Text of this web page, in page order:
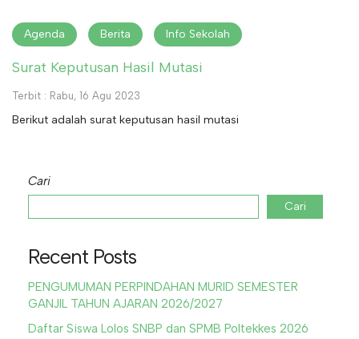
Agenda Berita Info Sekolah
Surat Keputusan Hasil Mutasi
Terbit : Rabu, 16 Agu 2023
Berikut adalah surat keputusan hasil mutasi
Cari
Cari
Recent Posts
PENGUMUMAN PERPINDAHAN MURID SEMESTER
GANJIL TAHUN AJARAN 2026/2027
Daftar Siswa Lolos SNBP dan SPMB Poltekkes 2026